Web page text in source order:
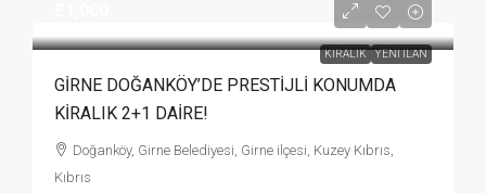
KIRALIK YENI İLAN
GİRNE DOĞANKÖY’DE PRESTİJLİ KONUMDA
KİRALIK 2+1 DAİRE!
Doğanköy, Girne Belediyesi, Girne ilçesi, Kuzey Kıbrıs,
Kıbrıs